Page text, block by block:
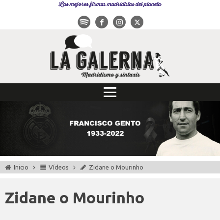
Las mejores firmas madridistas del planeta
Inicio Vídeos Zidane o Mourinho
Zidane o Mourinho